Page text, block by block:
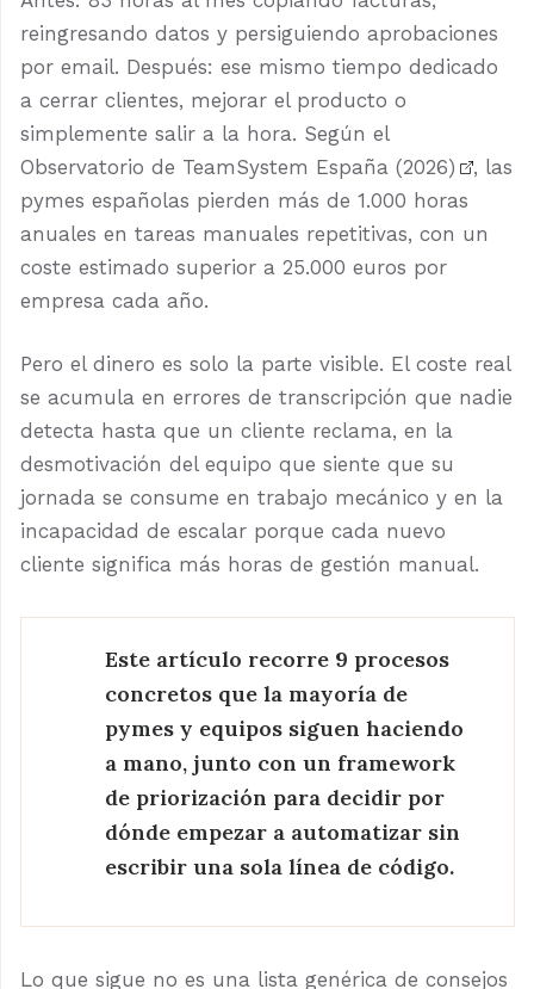
reingresando datos y persiguiendo aprobaciones
por email. Después: ese mismo tiempo dedicado
a cerrar clientes, mejorar el producto o
simplemente salir a la hora. Según el
Observatorio de TeamSystem España (2026)
, las
pymes españolas pierden más de 1.000 horas
anuales en tareas manuales repetitivas, con un
coste estimado superior a 25.000 euros por
empresa cada año.
Pero el dinero es solo la parte visible. El coste real
se acumula en errores de transcripción que nadie
detecta hasta que un cliente reclama, en la
desmotivación del equipo que siente que su
jornada se consume en trabajo mecánico y en la
incapacidad de escalar porque cada nuevo
cliente significa más horas de gestión manual.
Este artículo recorre 9 procesos
concretos que la mayoría de
pymes y equipos siguen haciendo
a mano, junto con un framework
de priorización para decidir por
dónde empezar a automatizar sin
escribir una sola línea de código.
Lo que sigue no es una lista genérica de consejos